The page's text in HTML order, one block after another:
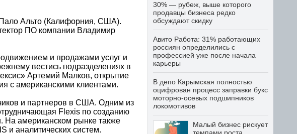
Пало Альто (Калифорния, США).
ПО компании Владимир
и продажами услуг и
вестись подразделениях в
Артемий Малков, открытие
с американскими клиентами.
и партнеров в США. Одним из
Flexis по созданию
На американском рынке также
и аналитических систем.
30% — рубеж, выше которого
продавцы бизнеса редко
обсуждают скидку
Авито Работа: 31% работающих
россиян определились с
профессией уже после начала
карьеры
В депо Карымская полностью
оцифрован процесс заправки букс
моторно-осевых подшипников
локомотивов
Малый бизнес рискует